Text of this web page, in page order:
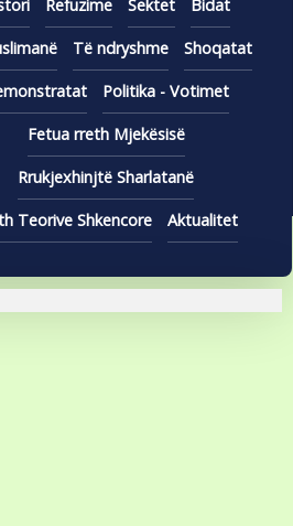
Refuzime Sektet Bidat
Të ndryshme Shoqatat
Politika - Votimet
Fetua rreth Mjekësisë
Rrukjexhinjtë Sharlatanë
Teorive Shkencore Aktualitet